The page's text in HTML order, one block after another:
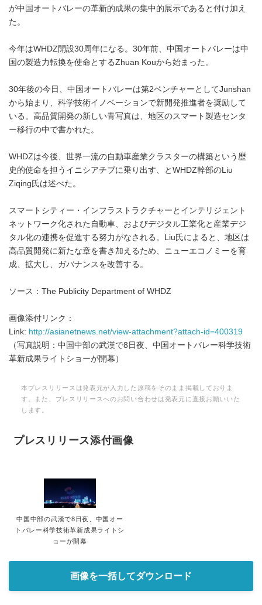
が中国オートバレーの革新的成果の集中的展示であると付け加え
た。
今年はWHDZ開設30周年になる。30年前、中国オートバレーは中
国の製造力転換を使命とするZhuan Kouから始まった。
30年後の今日、中国オートバレーは第2ベンチャーとしてJunshan
から始まり、科学技術イノベーションで新開発推進者を奨励して
いる。高品質開発の新しい青写真は、地区のスマート製造センタ
ー移行の中で書かれた。
WHDZは今後、世界一流の自動車産業クラスターの構築という歴
史的使命を担うイニシアチブに乗り出す、とWHDZ幹部のLiu
Ziqing氏は述べた。
スマートシティー・インフラストラクチャーとインテリジェント
ネットワーク化された自動車、およびデジタル工業化と産業デジ
タル化の連携を促進する努力がなされる。Liu氏によると、地区は
高品質開発に新たな章を書き加えるため、ニューエコノミーを育
成、拡大し、ガバナンスを改善する。
ソース：The Publicity Department of WHDZ
画像添付リンク：
Link: http://asianetnews.net/view-attachment?attach-id=400319
（写真説明：中国中部の武漢で8日夜、中国オートバレー科学技術
革新成果ライトショーが開幕）
本プレスリリースは発表元が入力した原稿をそのまま掲載しておりま
す。また、プレスリリースへのお問い合わせは発表元に直接お願いいた
します。
プレスリリース添付画像
中国中部の武漢で8日夜、中国オー
トバレー科学技術革新成果ライトシ
ョーが開幕
画像を一括してダウンロード